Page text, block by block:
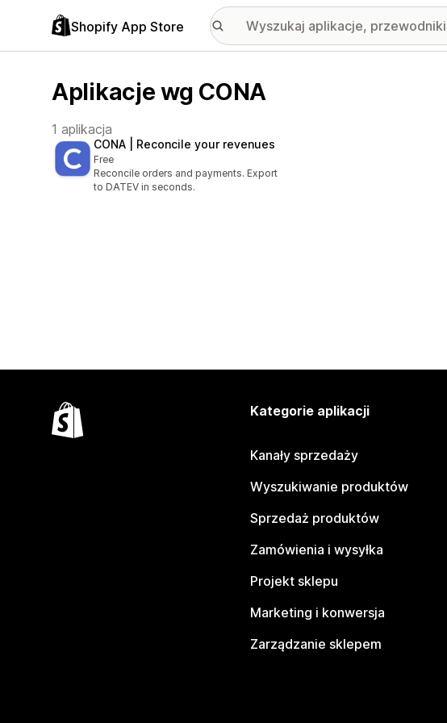
Shopify App Store
Aplikacje wg CONA
1 aplikacja
CONA | Reconcile your revenues
Free
Reconcile orders and payments. Export
to DATEV in seconds.
Kategorie aplikacji
Kanały sprzedaży
Wyszukiwanie produktów
Sprzedaż produktów
Zamówienia i wysyłka
Projekt sklepu
Marketing i konwersja
Zarządzanie sklepem